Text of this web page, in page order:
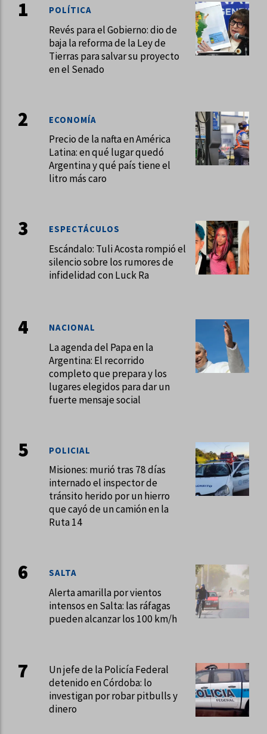
Revés para el Gobierno: dio de
baja la reforma de la Ley de
Tierras para salvar su proyecto
en el Senado
POLÍTICA
Precio de la nafta en América
Latina: en qué lugar quedó
Argentina y qué país tiene el
litro más caro
ECONOMÍA
Escándalo: Tuli Acosta rompió el
silencio sobre los rumores de
infidelidad con Luck Ra
ESPECTÁCULOS
La agenda del Papa en la
Argentina: El recorrido
completo que prepara y los
lugares elegidos para dar un
fuerte mensaje social
NACIONAL
Misiones: murió tras 78 días
internado el inspector de
tránsito herido por un hierro
que cayó de un camión en la
Ruta 14
POLICIAL
Alerta amarilla por vientos
intensos en Salta: las ráfagas
pueden alcanzar los 100 km/h
SALTA
Un jefe de la Policía Federal
detenido en Córdoba: lo
investigan por robar pitbulls y
dinero